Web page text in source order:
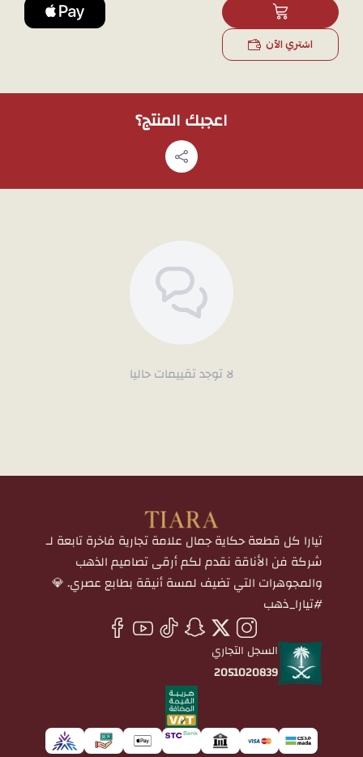
ملاحظة: لمشاهدة تفاصيل المنتج بشكل أوضح قبل الشراء، يمكنك طلب
صور إضافية عبر الواتساب، وسوف نقوم بتصويره بالجوال.
اشتري الآن
اعجبك المنتج؟
لا توجد تقييمات حاليا
تيارا كل قطعة حكاية جمال علامة تجارية فاخرة تابعة لـ
شركة فن الأناقة نقدم لكم أرقى تصاميم الذهب
والمجوهرات التي تضيف لمسة أنيقة بطابع عصري. 💎
#تيارا_ذهب
السجل التجاري
2051020839